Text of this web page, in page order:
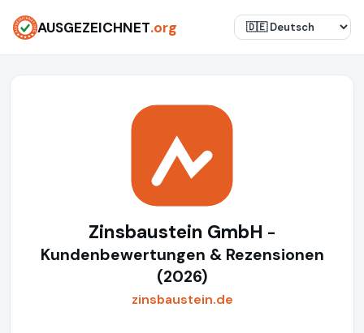
AUSGEZEICHNET.org
Zinsbaustein GmbH -
Kundenbewertungen & Rezensionen
(2026)
zinsbaustein.de